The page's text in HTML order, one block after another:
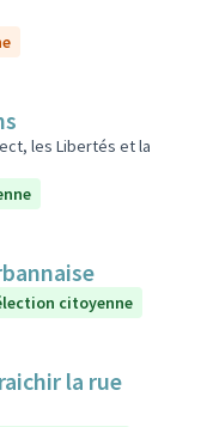
les Libertés et la
citoyenne
la rue